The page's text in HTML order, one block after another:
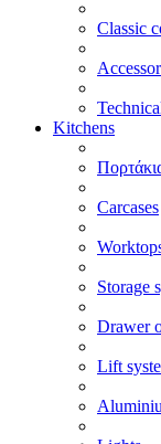
Classic
Kitchens
Carcases
Storage
Drawer
Lift